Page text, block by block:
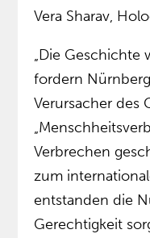
Vera Sharav,
„Die Geschichte
fordern
Verursacher des
Verbrechen
zum
entstanden die
Gerechtigkeit